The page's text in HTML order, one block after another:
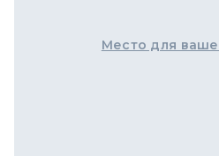
Место для